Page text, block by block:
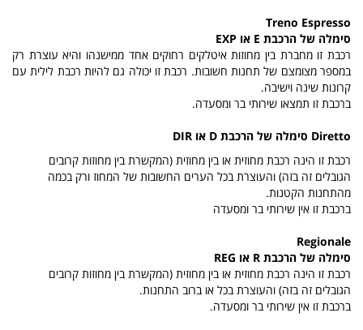
Treno Espresso
סימלה של הרכבת E או EXP
רכבת זו מחברת בין מחוזות איטלקים רחוקים אחד ממישנהו והיא עוצרת רק
במספר מצומצם של תחנות חשובות. רכבת זו יכולה גם להיות רכבת לילית עם
קרונות שינה וישיבה.
ברכבת זו תמצאו שירותי בר ומסעדה.
Diretto סימלה של הרכבת D או DIR
רכבת זו הינה רכבת מחוזית או בין מחוזית (המקשרת בין מחוזות קרובים
הגובלים זה בזה) והעוצרת בכל הערים החשובות של המחוז ורק בכמה
מהתחנות הקטנות.
ברכבת זו אין שירותי בר ומסעדה
Regionale
סימלה של הרכבת R או REG
רכבת זו הינה רכבת מחוזית או בין מחוזית (המקשרת בין מחוזות קרובים
הגובלים זה בזה) והעוצרת בכל או ברוב התחנות.
ברכבת זו אין שירותי בר ומסעדה.